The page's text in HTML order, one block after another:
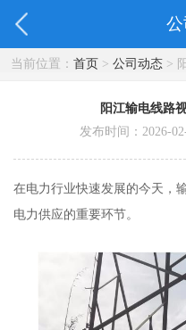
当前位置： 首页> 公司动态>
阳江输电线路
发布时间：
在电力行业快速发展的今天，
电力供应的重要环节。